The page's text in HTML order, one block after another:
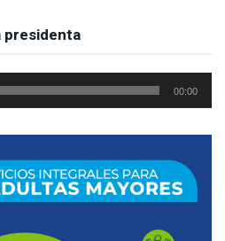
presidenta
00:00